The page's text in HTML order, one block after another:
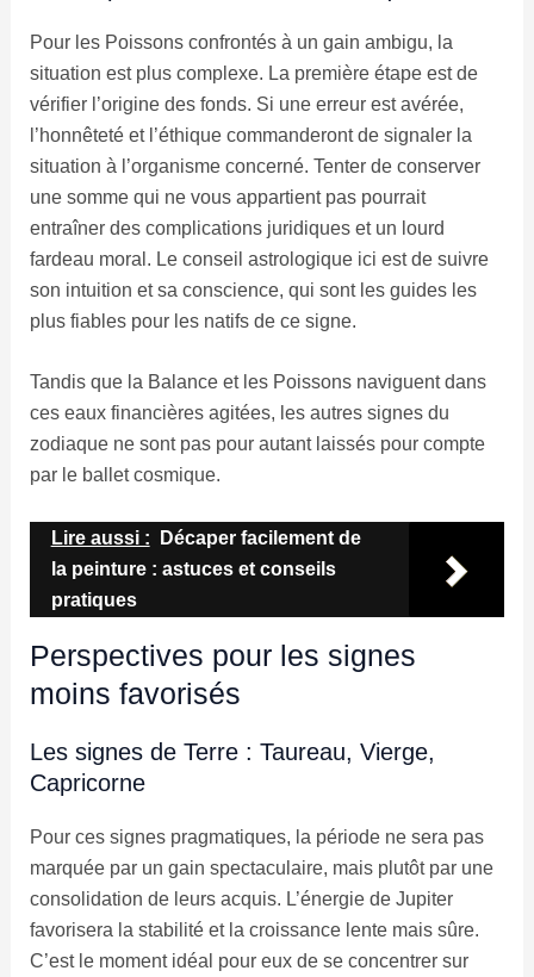
Pour les Poissons confrontés à un gain ambigu, la
situation est plus complexe. La première étape est de
vérifier l’origine des fonds. Si une erreur est avérée,
l’honnêteté et l’éthique commanderont de signaler la
situation à l’organisme concerné. Tenter de conserver
une somme qui ne vous appartient pas pourrait
entraîner des complications juridiques et un lourd
fardeau moral. Le conseil astrologique ici est de suivre
son intuition et sa conscience, qui sont les guides les
plus fiables pour les natifs de ce signe.
Tandis que la Balance et les Poissons naviguent dans
ces eaux financières agitées, les autres signes du
zodiaque ne sont pas pour autant laissés pour compte
par le ballet cosmique.
Lire aussi :
Décaper facilement de
la peinture : astuces et conseils
pratiques
Perspectives pour les signes
moins favorisés
Les signes de Terre : Taureau, Vierge,
Capricorne
Pour ces signes pragmatiques, la période ne sera pas
marquée par un gain spectaculaire, mais plutôt par une
consolidation de leurs acquis. L’énergie de Jupiter
favorisera la stabilité et la croissance lente mais sûre.
C’est le moment idéal pour eux de se concentrer sur